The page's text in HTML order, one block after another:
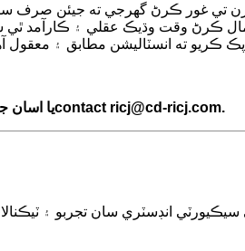
تي غور ڪرڻ گهرجي ته جيئن
ڪرڻ وقت وڌيڪ عقلي ۽ ڪارآمد ٿي
يا اسانcontact ricj@cd-ricj.com.